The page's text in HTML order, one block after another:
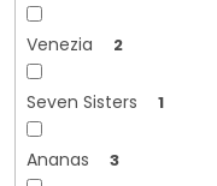
Venezia 2
Seven Sisters 1
Ananas 3